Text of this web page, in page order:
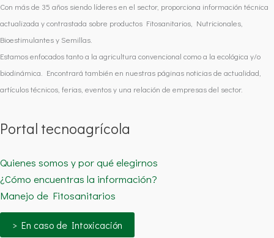
Con más de 35 años siendo líderes en el sector, proporciona información técnica
actualizada y contrastada sobre productos Fitosanitarios, Nutricionales,
Bioestimulantes y Semillas.
Estamos enfocados tanto a la agricultura convencional como a la ecológica y/o
biodinámica. Encontrará también en nuestras páginas noticias de actualidad,
artículos técnicos, ferias, eventos y una relación de empresas del sector.
Portal tecnoagrícola
Quienes somos y por qué elegirnos
¿Cómo encuentras la información?
Manejo de Fitosanitarios
> En caso de Intoxicación